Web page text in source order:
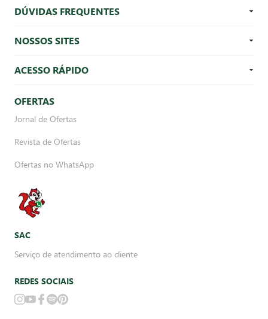
DÚVIDAS FREQUENTES
NOSSOS SITES
ACESSO RÁPIDO
OFERTAS
Jornal de Ofertas
Revista de Ofertas
Ofertas no WhatsApp
SAC
Serviço de atendimento ao cliente
REDES SOCIAIS